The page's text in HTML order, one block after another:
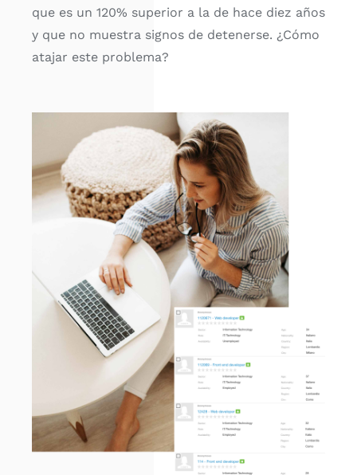
que es un 120% superior a la de hace diez años
y que no muestra signos de detenerse. ¿Cómo
atajar este problema?